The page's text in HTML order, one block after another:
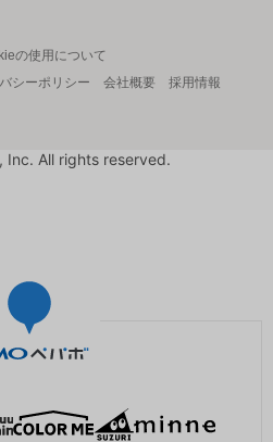
の使用について
シーポリシー 会社概要
採用情報
Inc. All rights reserved.